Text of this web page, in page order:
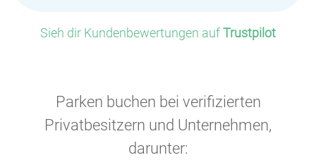
Sieh dir Kundenbewertungen aufTrustpilot
Parken buchen bei verifizierten
Privatbesitzern und Unternehmen,
darunter: